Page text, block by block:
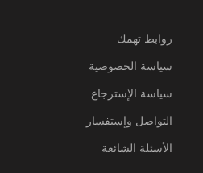
روابط تهمك
سياسة الخصوصية
سياسة الإسترجاع
التواصل وإستفسار
الأسئلة الشائعة